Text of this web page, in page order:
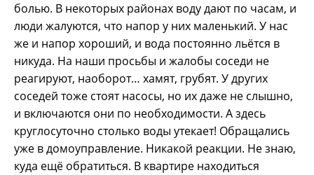
болью. В некоторых районах воду дают по часам, и
люди жалуются, что напор у них маленький. У нас
же и напор хороший, и вода постоянно льётся в
никуда. На наши просьбы и жалобы соседи не
реагируют, наоборот… хамят, грубят. У других
соседей тоже стоят насосы, но их даже не слышно,
и включаются они по необходимости. А здесь
круглосуточно столько воды утекает! Обращались
уже в домоуправление. Никакой реакции. Не знаю,
куда ещё обратиться. В квартире находиться